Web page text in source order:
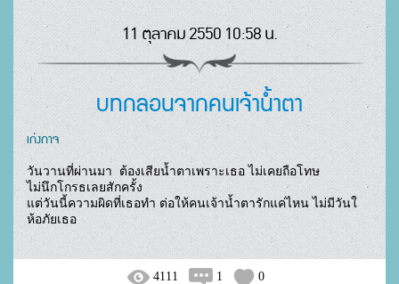
11 ตุลาคม 2550 10:58 น.
บทกลอนจากคนเจ้าน้ำตา
เก่งกาจ
วันวานที่ผ่านมา  ต้องเสียน้ำตาเพราะเธอ ไม่เคยถือโทษ
ไม่นึกโกรธเลยสักครั้ง
แต่วันนี้ความผิดที่เธอทำ ต่อให้คนเจ้าน้ำตารักแค่ไหน ไม่มีวันใ
ห้อภัยเธอ
4111 1 0